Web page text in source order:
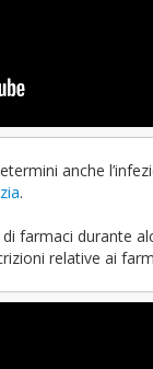
anche
.
farmaci durante
relative ai